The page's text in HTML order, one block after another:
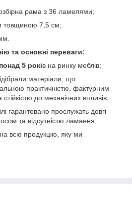
рама з 36 ламелями;
товщиною 7,5 см;
та основні переваги:
понад 5 років на ринку меблів;
матеріали, що
практичністю, фактурним
до механічних впливів;
гарантовано прослужать довгі
та відсутністю ламання;
на всю продукцію, яку ми